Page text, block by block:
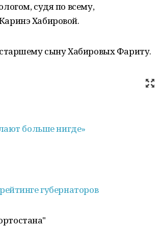
судя по всему,
Хабировой.
сыну Хабировых Фариту.
больше нигде»
губернаторов